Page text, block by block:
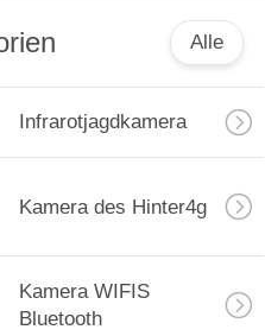
Alle
Infrarotjagdkamera
Kamera des Hinter4g
Kamera WIFIS
Bluetooth